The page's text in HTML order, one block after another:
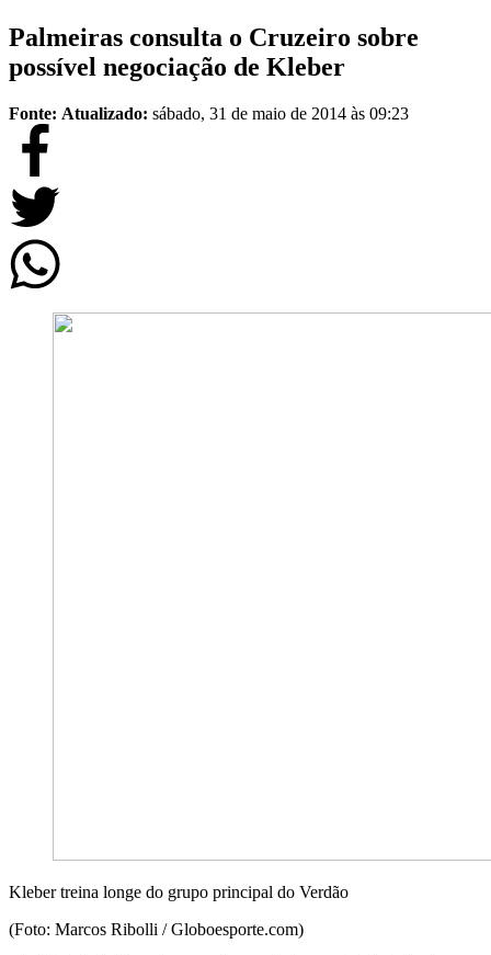
Palmeiras consulta o Cruzeiro sobre
possível negociação de Kleber
Fonte: Atualizado: sábado, 31 de maio de 2014 às 09:23
Kleber treina longe do grupo principal do Verdão
(Foto: Marcos Ribolli / Globoesporte.com)